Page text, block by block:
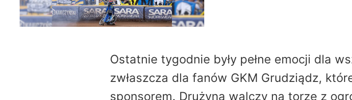
Ostatnie tygodnie były pełne emocji dla
zwłaszcza dla fanów GKM Grudziądz,
sponsorem. Drużyna walczy na torze z